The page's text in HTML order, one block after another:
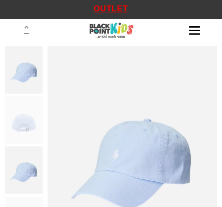
OUTLET